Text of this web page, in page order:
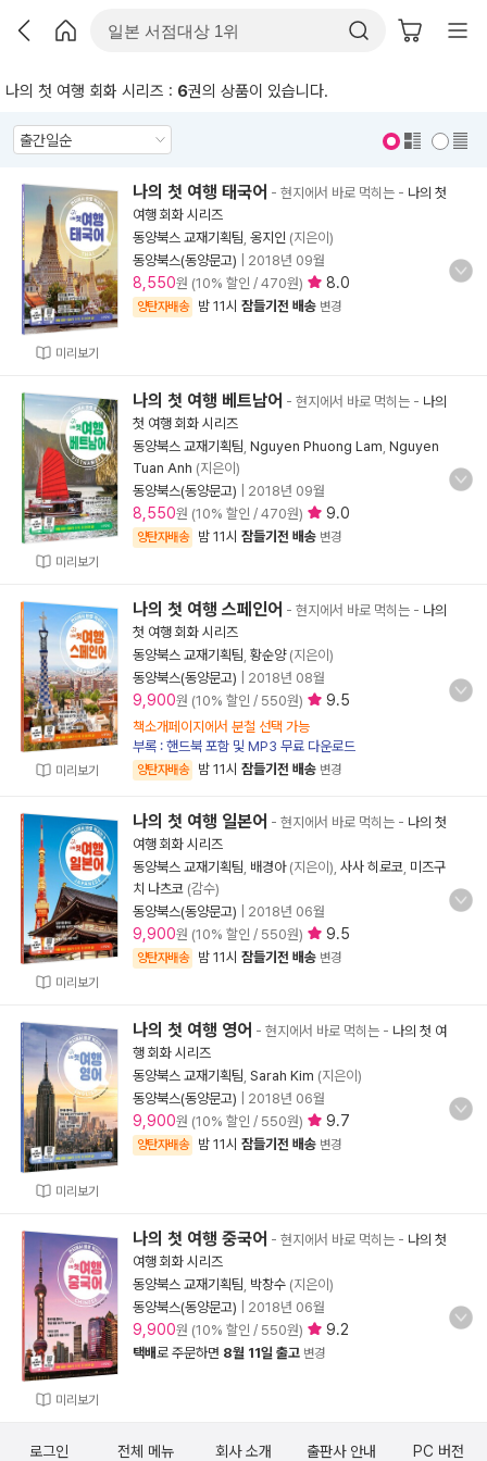
나의 첫 여행 회화 시리즈 : 6권의 상품이 있습니다.
미리보기
나의 첫 여행 태국어 - 현지에서 바로 먹히는 - 나의 첫
여행 회화 시리즈
동양북스 교재기획팀 옹지인 (지은이)
동양북스(동양문고)
2018년 09월
8,550원 (10% 할인 / 470원) 8.0
양탄자배송 밤 11시 잠들기전 배송 변경
미리보기
나의 첫 여행 베트남어 - 현지에서 바로 먹히는 - 나의
첫 여행 회화 시리즈
동양북스 교재기획팀 Nguyen Phuong Lam Nguyen
Tuan Anh (지은이)
동양북스(동양문고)
2018년 09월
8,550원 (10% 할인 / 470원) 9.0
양탄자배송 밤 11시 잠들기전 배송 변경
미리보기
나의 첫 여행 스페인어 - 현지에서 바로 먹히는 - 나의
첫 여행 회화 시리즈
동양북스 교재기획팀 황순양(지은이)
동양북스(동양문고)
2018년 08월
9,900원 (10% 할인 / 550원) 9.5
책소개페이지에서 분철 선택 가능
부록 : 핸드북 포함 및 MP3 무료 다운로드
양탄자배송 밤 11시 잠들기전 배송 변경
미리보기
나의 첫 여행 일본어 - 현지에서 바로 먹히는 - 나의 첫
여행 회화 시리즈
동양북스 교재기획팀 배경아(지은이), 사사 히로코 미즈구
치 나츠코 (감수)
동양북스(동양문고)
2018년 06월
9,900원 (10% 할인 / 550원) 9.5
양탄자배송 밤 11시 잠들기전 배송 변경
미리보기
나의 첫 여행 영어 - 현지에서 바로 먹히는 - 나의 첫 여
행 회화 시리즈
동양북스 교재기획팀 Sarah Kim (지은이)
동양북스(동양문고)
2018년 06월
9,900원 (10% 할인 / 550원) 9.7
양탄자배송 밤 11시 잠들기전 배송 변경
미리보기
나의 첫 여행 중국어 - 현지에서 바로 먹히는 - 나의 첫
여행 회화 시리즈
동양북스 교재기획팀 박창수 (지은이)
동양북스(동양문고)
2018년 06월
9,900원 (10% 할인 / 550원) 9.2
택배로 주문하면 8월 11일 출고 변경
로그인 전체 메뉴 회사 소개 출판사 안내 PC 버전